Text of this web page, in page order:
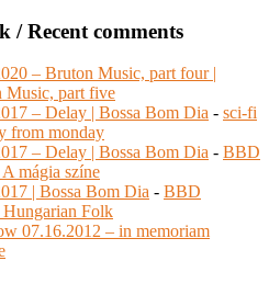
/ Recent comments
– Bruton Music, part four |
Music, part five
– Delay | Bossa Bom Dia - sci-fi
from monday
– Delay | Bossa Bom Dia - BBD
mágia színe
| Bossa Bom Dia - BBD
Folk
07.16.2012 – in memoriam